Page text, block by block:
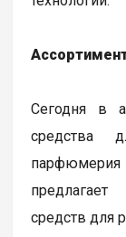
Сегодня в
средства
парфюмерия
средств для